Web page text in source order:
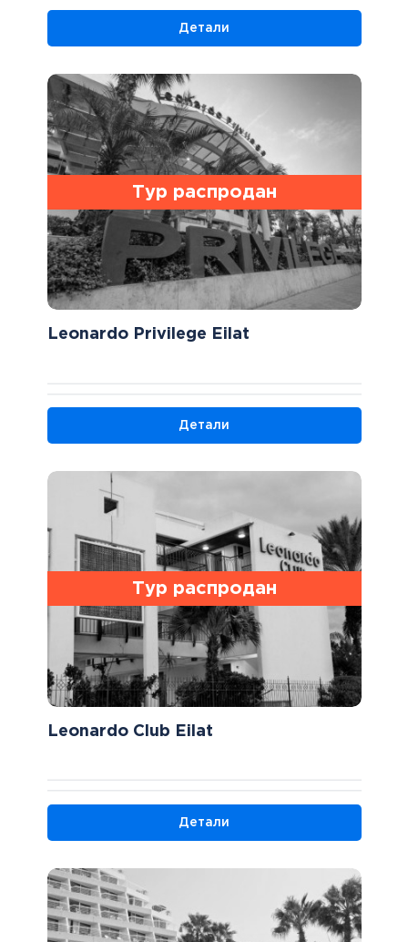
Детали
Тур распродан
Leonardo Privilege Eilat
Детали
Тур распродан
Leonardo Club Eilat
Детали